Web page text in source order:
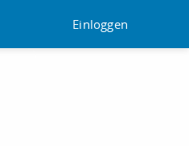
Einloggen